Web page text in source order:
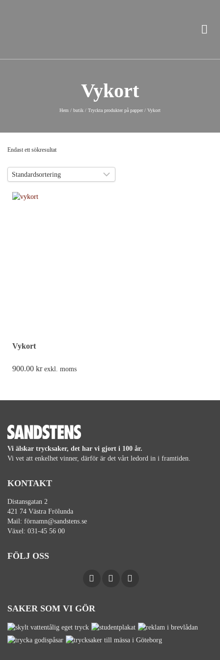
Vykort
Hem / butik / Tryckta produkter på papper / Vykort
Endast ett sökresultat
Vykort
900.00 kr exkl. moms
Vi älskar trycksaker, det har vi gjort i 100 år.
Vi vet att enkelhet vinner, därför är det vårt ledord in i framtiden.
KONTAKT
Distansgatan 2
421 74 Västra Frölunda
Mail: förnamn@sandstens.se
Växel: 031-45 56 00
FÖLJ OSS
SAKER SOM VI GÖR